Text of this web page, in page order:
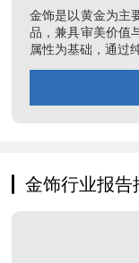
金饰是以黄金为主
品，兼具审美价值
属性为基础，通过
金饰行业报告